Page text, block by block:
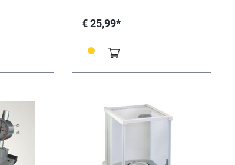
€ 25,99*